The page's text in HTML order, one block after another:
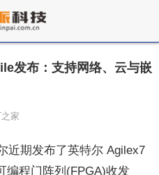
发布：支持网络、云与嵌
家
近期发布了英特尔 Agilex7
编程门阵列(FPGA)收发